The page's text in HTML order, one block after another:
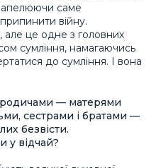
апелюючи саме
війну.
це одне з головних
сумління, намагаючись
до сумління. І вона
родичами — матерями
сестрами і братами —
безвісти.
у відчай?